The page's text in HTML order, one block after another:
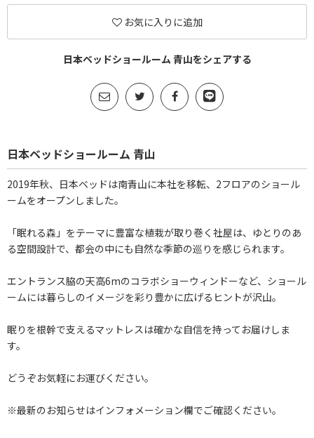
お気に入りに追加
日本ベッドショールーム 青山をシェアする
日本ベッドショールーム 青山
2019年秋、日本ベッドは南青山に本社を移転、2フロアのショール
ームをオープンしました。
「眠れる森」をテーマに豊富な植栽が取り巻く社屋は、ゆとりのあ
る空間設計で、都会の中にも自然な季節の巡りを感じられます。
エントランス脇の天高6mのコラボショーウィンドーなど、ショール
ームには暮らしのイメージを彩り豊かに広げるヒントが沢山。
眠りを根幹で支えるマットレスは確かな自信を持ってお届けしま
す。
どうぞお気軽にお運びください。
※最新のお知らせはインフォメーション欄でご確認ください。